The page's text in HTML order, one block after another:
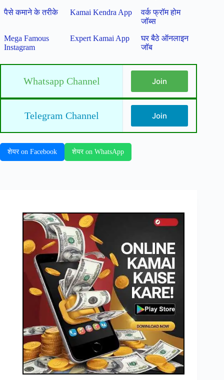
पैसे कमाने के तरीके
Kamai Kendra App
वर्क फ्रॉम होम
जॉब्स
Mega Famous
Instagram
Expert Kamai App
घर बैठे ऑनलाइन
जॉब
Whatsapp Channel Join
Telegram Channel Join
शेयर on Facebook शेयर on WhatsApp